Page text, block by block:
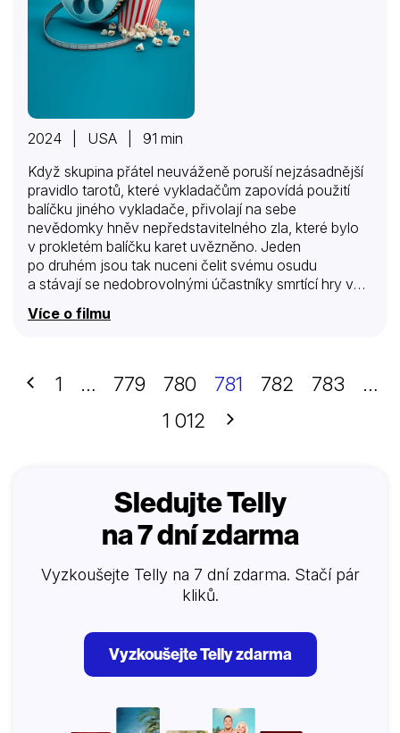
2024 | USA | 91 min
Když skupina přátel neuváženě poruší nejzásadnější
pravidlo tarotů, které vykladačům zapovídá použití
balíčku jiného vykladače, přivolají na sebe
nevědomky hněv nepředstavitelného zla, které bylo
v prokletém balíčku karet uvězněno. Jeden
po druhém jsou tak nuceni čelit svému osudu
a stávají se nedobrovolnými účastníky smrtící hry ve
snaze uniknout věštbě, kterou jim taroty
předpověděly.
Více o filmu
Předchozí
1 … 779 780 781 782 783
…
1 012
Další
Sledujte Telly
na 7 dní zdarma
Vyzkoušejte Telly na 7 dní zdarma. Stačí pár
kliků.
Vyzkoušejte Telly zdarma